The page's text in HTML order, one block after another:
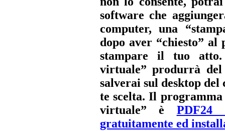
software che
computer, una
dopo aver “chiesto”
stampare il tuo atto.
virtuale” produrrà
salverai sul desktop
te scelta. Il
virtuale” è PDF24
gratuitamente ed